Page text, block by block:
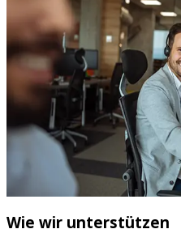
Wie wir unterstützen